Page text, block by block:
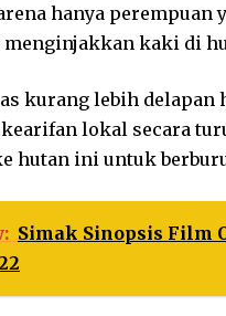
hanya perempuan
kaki di
kurang lebih
lokal secara
hutan ini untuk
Simak Sinopsis Film